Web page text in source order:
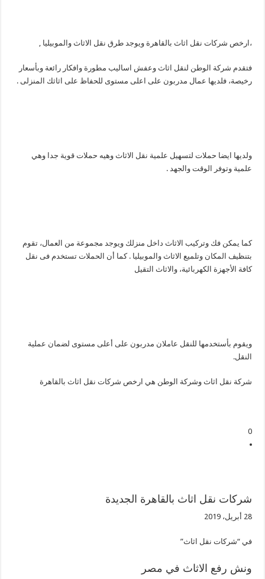
،ارخص شركات نقل اثاث بالقاهرة ويوجد طرق نقل الاثاث والموبيليا ,
فتقدم شركة الوطن لنقل اثاث وعفش اساليب مطورة وافكار رائعة وبأسعار
رخيصة، فلديها عمال مدربون على اعلى مستوى للحفاظ على اثاثك المنزلى .
ولديها ايضا حملات لتسهيل علمية نقل الاثاث وهيه حملات قوية جدا وهي
علمية وتوفر الوقت والجهد .
كما يمكن فك وتركيب الاثاث داخل منزلك ويوجد مجموعة من العمال، تقوم
بتنظيف المكان وتلميع الاثاث والموبيليا . كما أن الحملات تستخدم فى نقل
كافة الأجهزة الكهربائية، والاثاث التقيل
ويقوم بأستخدمها للنقل عاملان مدربون على أعلى مستوى لضمان عملية
النقل.
شركة نقل اثاث وشركة الوطن هي ارخص شركات نقل اثاث بالقاهرة
0
شركات نقل اثاث بالقاهرة الجديدة
28 أبريل، 2019
في “شركات نقل اثاث”
ونش رفع الاثاث في مصر